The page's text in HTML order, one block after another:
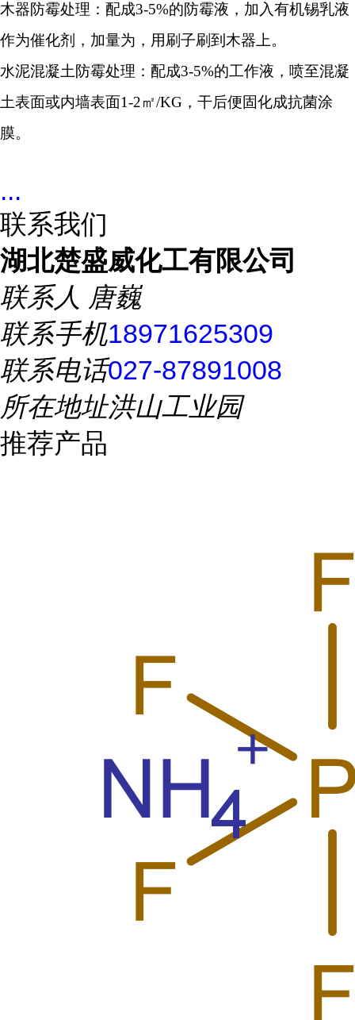
木器防霉处理：配成3-5%的防霉液，加入有机锡乳液
作为催化剂，加量为，用刷子刷到木器上。
水泥混凝土防霉处理：配成3-5%的工作液，喷至混凝
土表面或内墙表面1-2㎡/KG，干后便固化成抗菌涂
膜。
...
联系我们
湖北楚盛威化工有限公司
联系人 唐巍
联系手机18971625309
联系电话027-87891008
所在地址洪山工业园
推荐产品